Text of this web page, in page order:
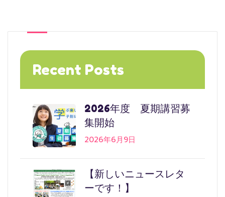
Recent Posts
2026年度 夏期講習募
集開始
2026年6月9日
【新しいニュースレタ
ーです！】